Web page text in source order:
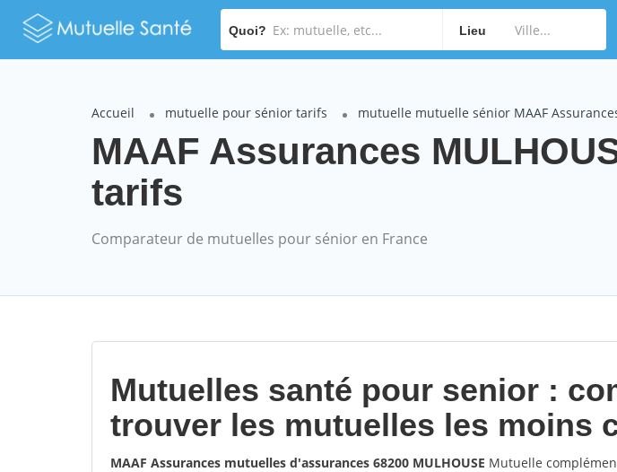
Quoi? Lieu
Accueil mutuelle pour sénior tarifs mutuelle mutuelle sénior MAAF
MAAF Assurances
tarifs
Comparateur de mutuelles pour sénior en France
Mutuelles santé pour senior :
trouver les mutuelles les moins
MAAF Assurances mutuelles d'assurances 68200 MULHOUSE Mutuelle